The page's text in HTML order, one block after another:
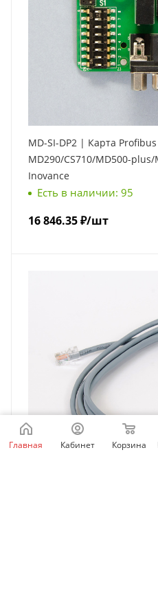
MD-SI-DP2 | Карта
MD290/CS710/MD500-
Inovance
Есть в наличии: 95
16 846.35₽/шт
Главная Кабинет Корзина